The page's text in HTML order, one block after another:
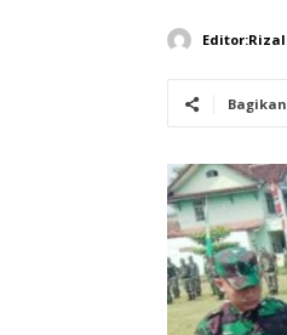
Editor:Rizal
Bagikan